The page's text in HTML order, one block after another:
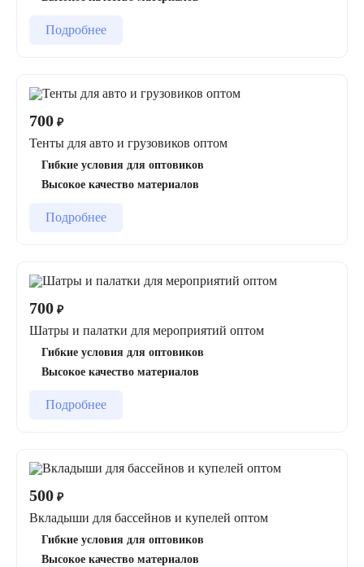
Подробнее
700 ₽
Тенты для авто и грузовиков оптом
Гибкие условия для оптовиков
Высокое качество материалов
Подробнее
700 ₽
Шатры и палатки для мероприятий оптом
Гибкие условия для оптовиков
Высокое качество материалов
Подробнее
500 ₽
Вкладыши для бассейнов и купелей оптом
Гибкие условия для оптовиков
Высокое качество материалов